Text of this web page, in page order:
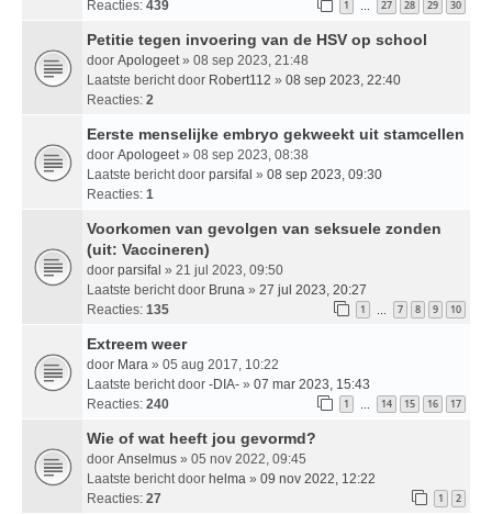
Reacties: 439 1 … 27 28 29 30
Petitie tegen invoering van de HSV op school
door Apologeet » 08 sep 2023, 21:48
Laatste bericht door Robert112 » 08 sep 2023, 22:40
Reacties: 2
Eerste menselijke embryo gekweekt uit stamcellen
door Apologeet » 08 sep 2023, 08:38
Laatste bericht door parsifal » 08 sep 2023, 09:30
Reacties: 1
Voorkomen van gevolgen van seksuele zonden
(uit: Vaccineren)
door parsifal » 21 jul 2023, 09:50
Laatste bericht door Bruna » 27 jul 2023, 20:27
Reacties: 135 1 … 7 8 9 10
Extreem weer
door Mara » 05 aug 2017, 10:22
Laatste bericht door -DIA- » 07 mar 2023, 15:43
Reacties: 240 1 … 14 15 16 17
Wie of wat heeft jou gevormd?
door Anselmus » 05 nov 2022, 09:45
Laatste bericht door helma » 09 nov 2022, 12:22
Reacties: 27 1 2